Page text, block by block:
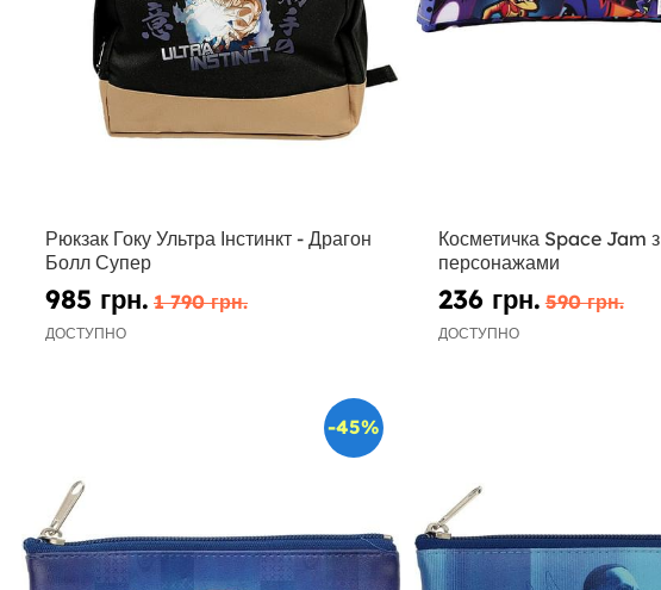
Рюкзак Гоку Ультра Інстинкт - Драгон
Болл Супер
985 грн. 1 790 грн.
ДОСТУПНО
Косметичка Space Jam з
персонажами
236 грн. 590 грн.
ДОСТУПНО
-45%